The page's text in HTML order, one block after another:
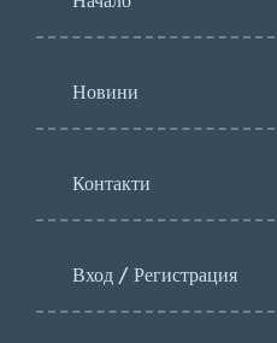
Новини
Контакти
Вход / Регистрация